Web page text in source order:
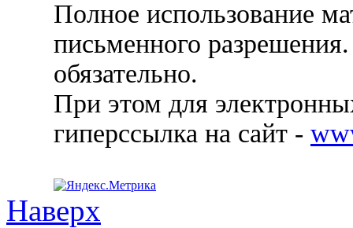
Полное использование
письменного
обязательно.
При этом для
гиперссылка на сайт -
Наверх